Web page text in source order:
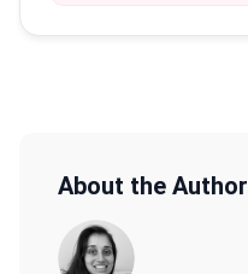
About the Author